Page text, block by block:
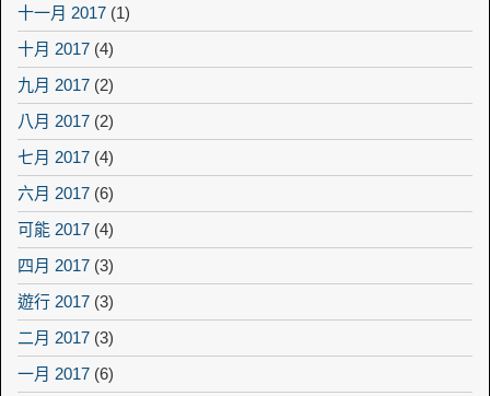
十一月 2017 (1)
十月 2017 (4)
九月 2017 (2)
八月 2017 (2)
七月 2017 (4)
六月 2017 (6)
可能 2017 (4)
四月 2017 (3)
遊行 2017 (3)
二月 2017 (3)
一月 2017 (6)